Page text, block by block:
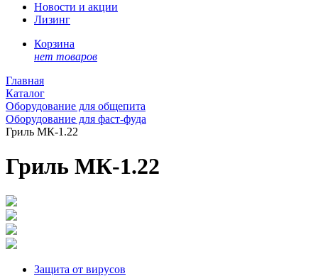
Новости и акции
Лизинг
Корзина
нет товаров
Главная
Каталог
Оборудование для общепита
Оборудование для фаст-фуда
Гриль МК-1.22
Гриль МК-1.22
Защита от вирусов